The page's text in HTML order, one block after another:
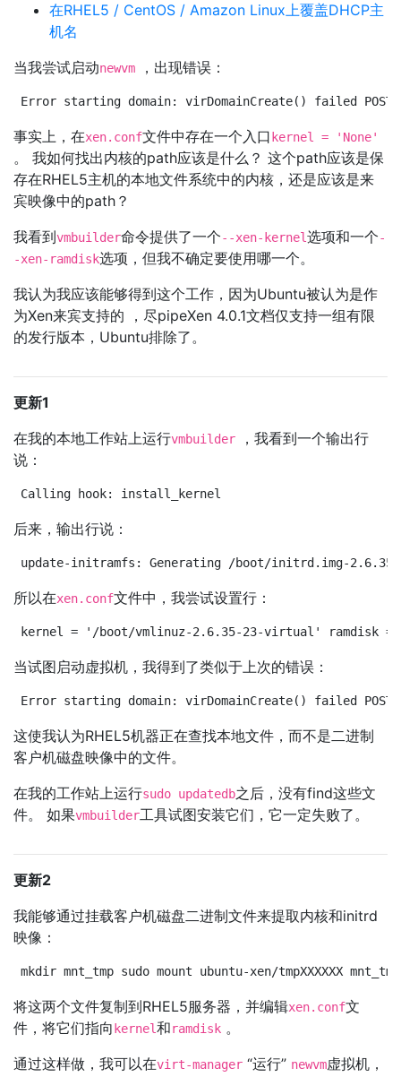
在RHEL5 / CentOS / Amazon Linux上覆盖DHCP主
机名
当我尝试启动newvm ，出现错误：
Error starting domain: virDomainCreate() failed
事实上，在xen.conf文件中存在一个入口 kernel = 'None'
。 我如何找出内核的path应该是什么？ 这个path应该是保
存在RHEL5主机的本地文件系统中的内核，还是应该是来
宾映像中的path？
我看到vmbuilder命令提供了一个--xen-kernel选项和一个-
-xen-ramdisk选项，但我不确定要使用哪一个。
我认为我应该能够得到这个工作，因为Ubuntu被认为是作
为Xen来宾支持的 ，尽pipeXen 4.0.1文档仅支持一组有限
的发行版本，Ubuntu排除了。
更新1
在我的本地工作站上运行vmbuilder
，我看到一个输出行
说：
Calling hook: install_kernel
后来，输出行说：
update-initramfs: Generating /boot/initrd.img-
所以在xen.conf文件中，我尝试设置行：
kernel = '/boot/vmlinuz-2.6.35-23-virtual' ramdisk
当试图启动虚拟机，我得到了类似于上次的错误：
Error starting domain: virDomainCreate() failed
这使我认为RHEL5机器正在查找本地文件，而不是二进制
客户机磁盘映像中的文件。
在我的工作站上运行sudo updatedb之后，没有find这些文
件。 如果vmbuilder工具试图安装它们，它一定失败了。
更新2
我能够通过挂载客户机磁盘二进制文件来提取内核和initrd
映像：
mkdir mnt_tmp sudo mount ubuntu-xen/tmpXXXXXX
将这两个文件复制到RHEL5服务器，并编辑xen.conf文
件，将它们指向 kernel和ramdisk 。
通过这样做，我可以在virt-manager “运行” newvm虚拟机，